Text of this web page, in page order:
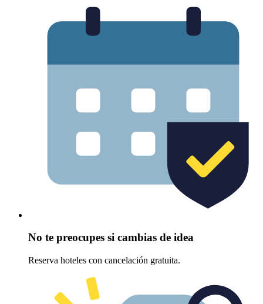
No te preocupes si cambias de idea
Reserva hoteles con cancelación gratuita.